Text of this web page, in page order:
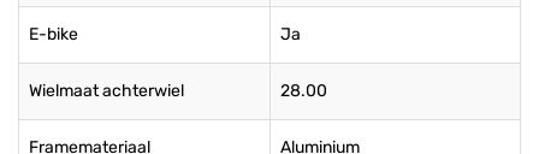
E-bike Ja
Wielmaat achterwiel 28.00
Framemateriaal Aluminium